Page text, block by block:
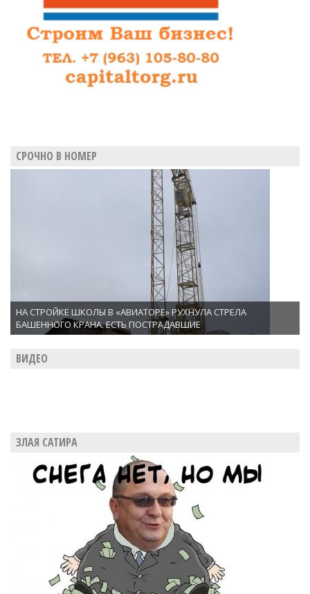
СРОЧНО В НОМЕР
НА СТРОЙКЕ ШКОЛЫ В «АВИАТОРЕ» РУХНУЛА СТРЕЛА
БАШЕННОГО КРАНА. ЕСТЬ ПОСТРАДАВШИЕ
ВИДЕО
ЗЛАЯ САТИРА